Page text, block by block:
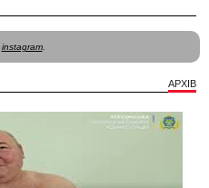
instagram.
АРХІВ